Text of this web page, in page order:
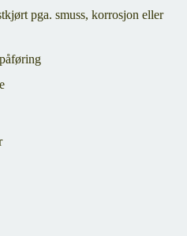
pga. smuss, korrosjon eller